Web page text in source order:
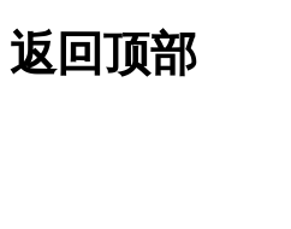
返回顶部